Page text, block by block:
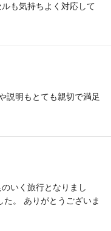
も気持ちよく対応して
説明もとても親切で満足
いく旅行となりまし
。 ありがとうございま